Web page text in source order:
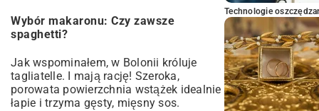
Wybór makaronu: Czy zawsze
spaghetti?
Jak wspominałem, w Bolonii króluje
tagliatelle. I mają rację! Szeroka,
porowata powierzchnia wstążek idealnie
łapie i trzyma gęsty, mięsny sos.
Technologie